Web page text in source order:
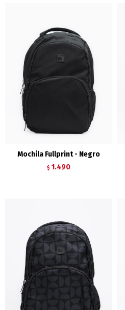
Mochila Fullprint - Negro
$ 1.490